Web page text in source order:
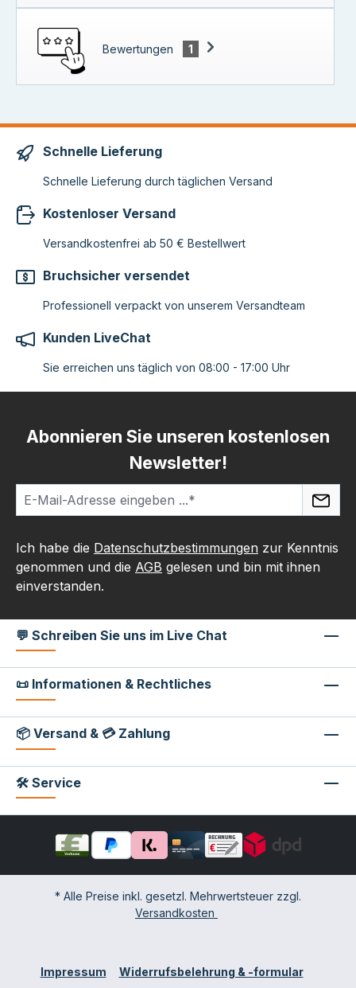
Bewertungen 1
Schnelle Lieferung
Schnelle Lieferung durch täglichen Versand
Kostenloser Versand
Versandkostenfrei ab 50 € Bestellwert
Bruchsicher versendet
Professionell verpackt von unserem Versandteam
Kunden LiveChat
Sie erreichen uns täglich von 08:00 - 17:00 Uhr
Abonnieren Sie unseren kostenlosen
Newsletter!
Ich habe die Datenschutzbestimmungen zur Kenntnis
genommen und die AGB gelesen und bin mit ihnen
einverstanden.
💬 Schreiben Sie uns im Live Chat
📜 Informationen & Rechtliches
📦 Versand & 💳 Zahlung
🛠 Service
* Alle Preise inkl. gesetzl. Mehrwertsteuer zzgl.
Versandkosten
Impressum Widerrufsbelehrung & -formular